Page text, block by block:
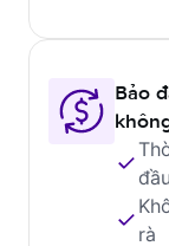
Bảo
rà